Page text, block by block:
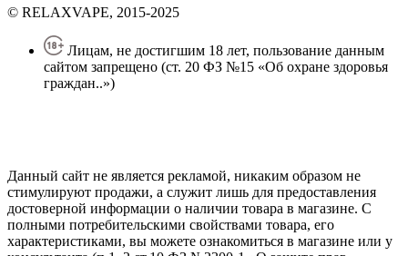
© RELAXVAPE, 2015-2025
Лицам, не достигшим 18 лет, пользование данным
сайтом запрещено (ст. 20 ФЗ №15 «Об охране здоровья
граждан..»)
Данный сайт не является рекламой, никаким образом не
стимулируют продажи, а служит лишь для предоставления
достоверной информации о наличии товара в магазине. С
полными потребительскими свойствами товара, его
характеристиками, вы можете ознакомиться в магазине или у